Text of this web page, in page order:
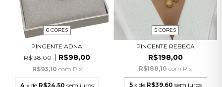
6 CORES
PINGENTE ADNA
R$138,00
R$98,00
R$93,10 com Pix
4 x de R$24,50 sem juros
5 CORES
PINGENTE REBECA
R$198,00
R$188,10 com Pix
5 x de R$39,60 sem juros